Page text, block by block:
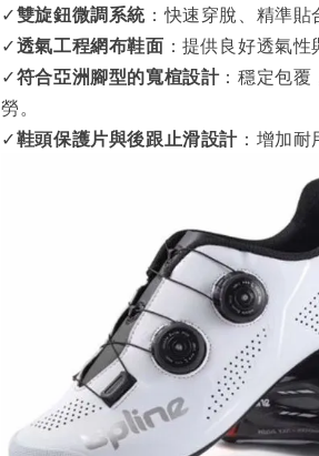
✓雙旋鈕微調系統 ：快速穿脫、精準
✓透氣工程網布鞋面 ：提供良好透氣性
✓符合亞洲腳型的寬楦設計：穩定包覆
勞。
✓鞋頭保護片與後跟止滑設計 ：增加耐